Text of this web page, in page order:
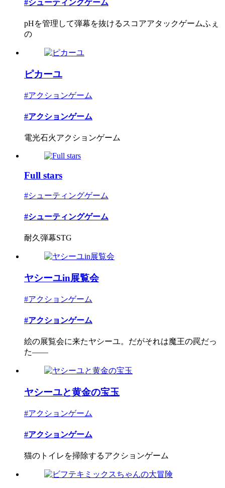
#シューティングゲーム
pHを管理して弾幕を抜けるスコアアタックゲームふぇ
の
ピカーユ
#アクションゲーム
#アクションゲーム
電光石火アクションゲーム
Full stars
#シューティングゲーム
#シューティングゲーム
耐久弾幕STG
ヤシーユin展覧会
#アクションゲーム
#アクションゲーム
絵の展覧会に来たヤシーユ。だがそれは魔王の罠だっ
た――
ヤシーユと黄金の宝玉
#アクションゲーム
#アクションゲーム
猫のトイレを掃除するアクションゲーム